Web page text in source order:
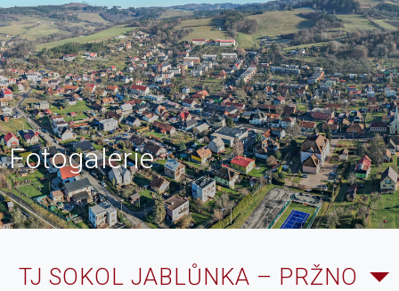
Fotogalerie
TJ SOKOL JABLŮNKA – PRŽNO